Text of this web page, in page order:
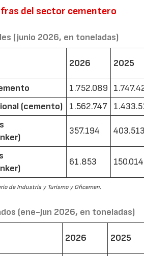
del sector cementero
(junio 2026, en toneladas)
2026 2025
1.752.089
(cemento)
1.562.747
357.194
61.853 150.014
de Industria y Turismo y Oficemen.
(ene-jun 2026, en toneladas)
2026 2025